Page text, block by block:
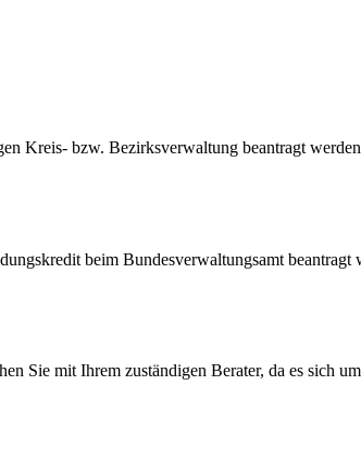
Kreis- bzw. Bezirksverwaltung beantragt
beim Bundesverwaltungsamt
Sie mit Ihrem zuständigen Berater, da es sich